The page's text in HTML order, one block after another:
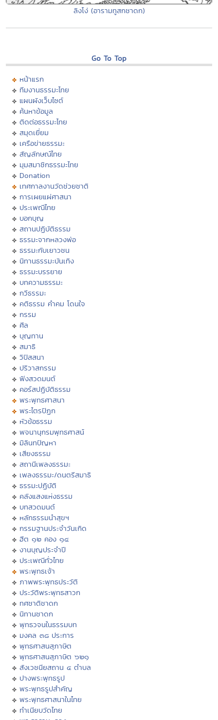
ลิงโง่ (อารามทูสกชาดก)
Go To Top
หน้าแรก
ทีมงานธรรมะไทย
แผนผังเว็บไซต์
ค้นหาข้อมูล
ติดต่อธรรมะไทย
สมุดเยี่ยม
เครือข่ายธรรมะ
สัญลักษณ์ไทย
มุมสมาชิกธรรมะไทย
Donation
เทศกาลงานวัดช่วยชาติ
การเผยแผ่ศาสนา
ประเพณีไทย
บอกบุญ
สถานปฏิบัติธรรม
ธรรมะจากหลวงพ่อ
ธรรมะกับเยาวชน
นิทานธรรมะบันเทิง
ธรรมะบรรยาย
บทความธรรมะ
กวีธรรมะ
คติธรรม คำคม โดนใจ
กรรม
ศีล
บุญทาน
สมาธิ
วิปัสสนา
ปริวาสกรรม
ฟังสวดมนต์
คอร์สปฏิบัติธรรม
พระพุทธศาสนา
พระไตรปิฏก
หัวข้อธรรม
พจนานุกรมพุทธศาสน์
มิลินทปัญหา
เสียงธรรม
สถานีเพลงธรรมะ
เพลงธรรมะ/ดนตรีสมาธิ
ธรรมะปฏิบัติ
คลังแสงแห่งธรรม
บทสวดมนต์
หลักธรรมนำสุขฯ
กรรมฐานประจำวันเกิด
ฮีต ๑๒ คอง ๑๔
งานบุญประจำปี
ประเพณีทั่วไทย
พระพุทธเจ้า
ภาพพระพุทธประวัติ
ประวัติพระพุทธสาวก
ทศชาติชาดก
นิทานชาดก
พุทธวจนในธรรมบท
มงคล ๓๘ ประการ
พุทธศาสนสุภาษิต
พุทธศาสนสุภาษิต ๖๒๑
สังเวชนียสถาน ๔ ตำบล
ปางพระพุทธรูป
พระพุทธรูปสำคัญ
พระพุทธศาสนาในไทย
ทำเนียบวัดไทย